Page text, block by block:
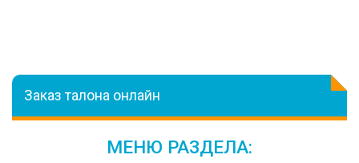
Заказ талона онлайн
МЕНЮ РАЗДЕЛА: